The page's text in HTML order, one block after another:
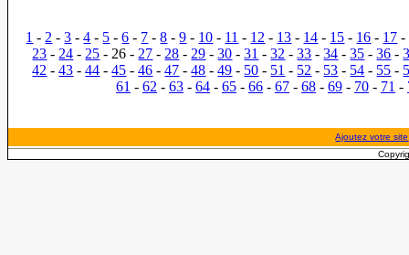
1 -2 -3 -4 - 5 -6 - 7 -8 -9 - 10 - 11 - 12 - 13 - 14 - 15 - 16 - 17 -
23 -24 -25 - 26 -27 -28 -29 -30 -31 -32 -33 -34 -35 -36 -
42 -43 -44 -45 -46 -47 -48 -49 - 50 - 51 - 52 - 53 - 54 - 55 -
61 - 62 - 63 - 64 - 65 - 66 - 67 - 68 - 69 - 70 - 71 -
Ajoutez votre site